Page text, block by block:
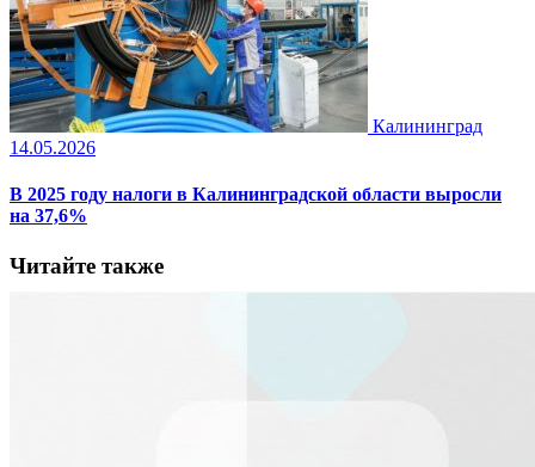
Калининград
14.05.2026
В 2025 году налоги в Калининградской области выросли
на 37,6%
Читайте также